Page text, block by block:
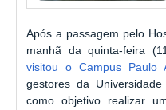
Após a passagem pelo
manhã da quinta-feira
visitou o Campus Paulo
gestores da
como objetivo realizar